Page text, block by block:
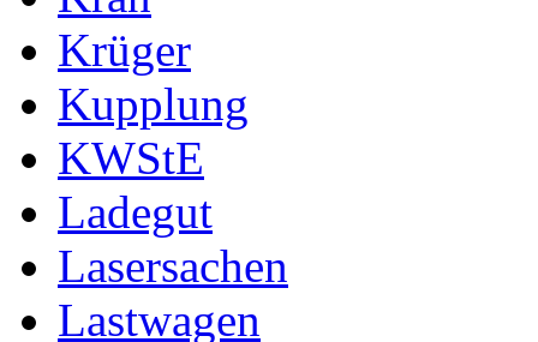
Krüger
Kupplung
KWStE
Ladegut
Lasersachen
Lastwagen